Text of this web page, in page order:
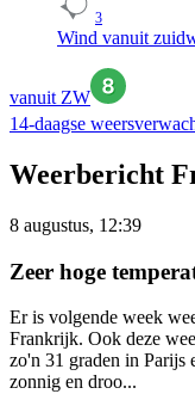
3
Wind vanuit
vanuit ZW
14-daagse
Weerbericht
8 augustus, 12:39
Zeer hoge
Er is volgende week
Frankrijk. Ook deze
zo'n 31 graden in Parijs
zonnig en droo...